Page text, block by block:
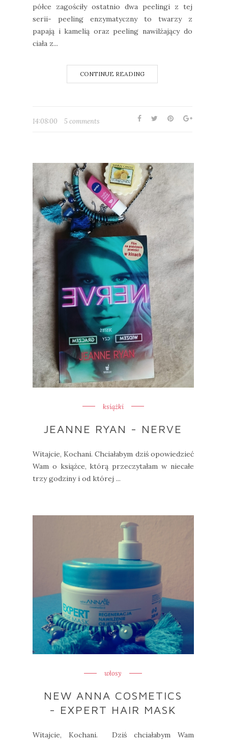
półce zagościły ostatnio dwa peelingi z tej
serii- peeling enzymatyczny to twarzy z
papają i kamelią oraz peeling nawilżający do
ciała z...
CONTINUE READING
14:08:00 5 comments
książki
JEANNE RYAN - NERVE
Witajcie, Kochani. Chciałabym dziś opowiedzieć
Wam o książce, którą przeczytałam w niecałe
trzy godziny i od której ...
włosy
NEW ANNA COSMETICS
- EXPERT HAIR MASK
Witajcie, Kochani. Dziś chciałabym Wam